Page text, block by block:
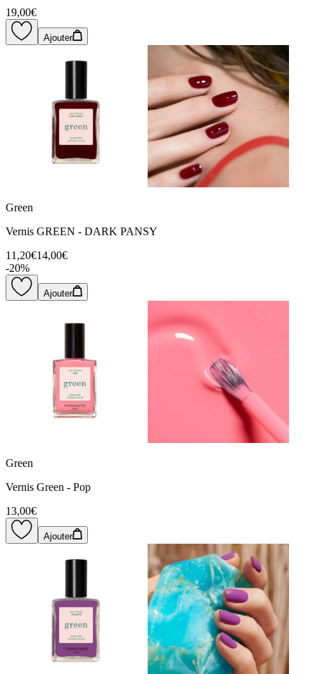
19,00€
Ajouter
Green
Vernis GREEN - DARK PANSY
11,20€14,00€
-20%
Ajouter
Green
Vernis Green - Pop
13,00€
Ajouter